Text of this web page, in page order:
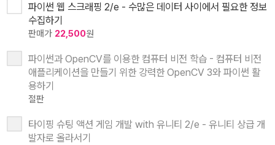
파이썬 웹 스크래핑 2/e - 수많은 데이터 사이에서 필요한 정보
수집하기
판매가 22,500원
파이썬과 OpenCV를 이용한 컴퓨터 비전 학습 - 컴퓨터 비전
애플리케이션을 만들기 위한 강력한 OpenCV 3와 파이썬 활
용하기
절판
타이핑 슈팅 액션 게임 개발 with 유니티 2/e - 유니티 상급 개
발자로 올라서기